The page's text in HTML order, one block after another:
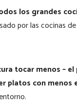
los grandes
por las cocinas
tocar menos –
platos con